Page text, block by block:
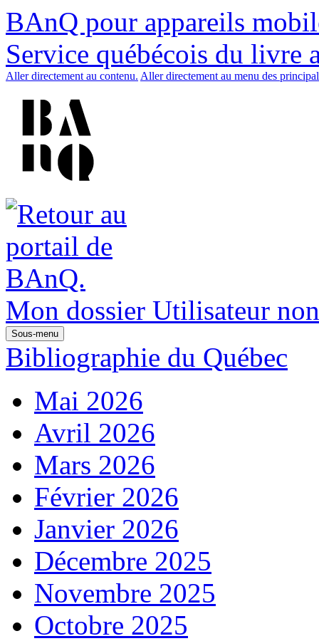
BAnQ pour appareils
Service québécois du livre
Aller directement au contenu. Aller directement au menu des
Mon dossier Utilisateur
Sous-menu
Bibliographie du Québec
Mai 2026
Avril 2026
Mars 2026
Février 2026
Janvier 2026
Décembre 2025
Novembre 2025
Octobre 2025